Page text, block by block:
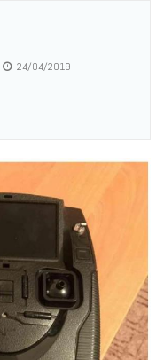
24/04/2019